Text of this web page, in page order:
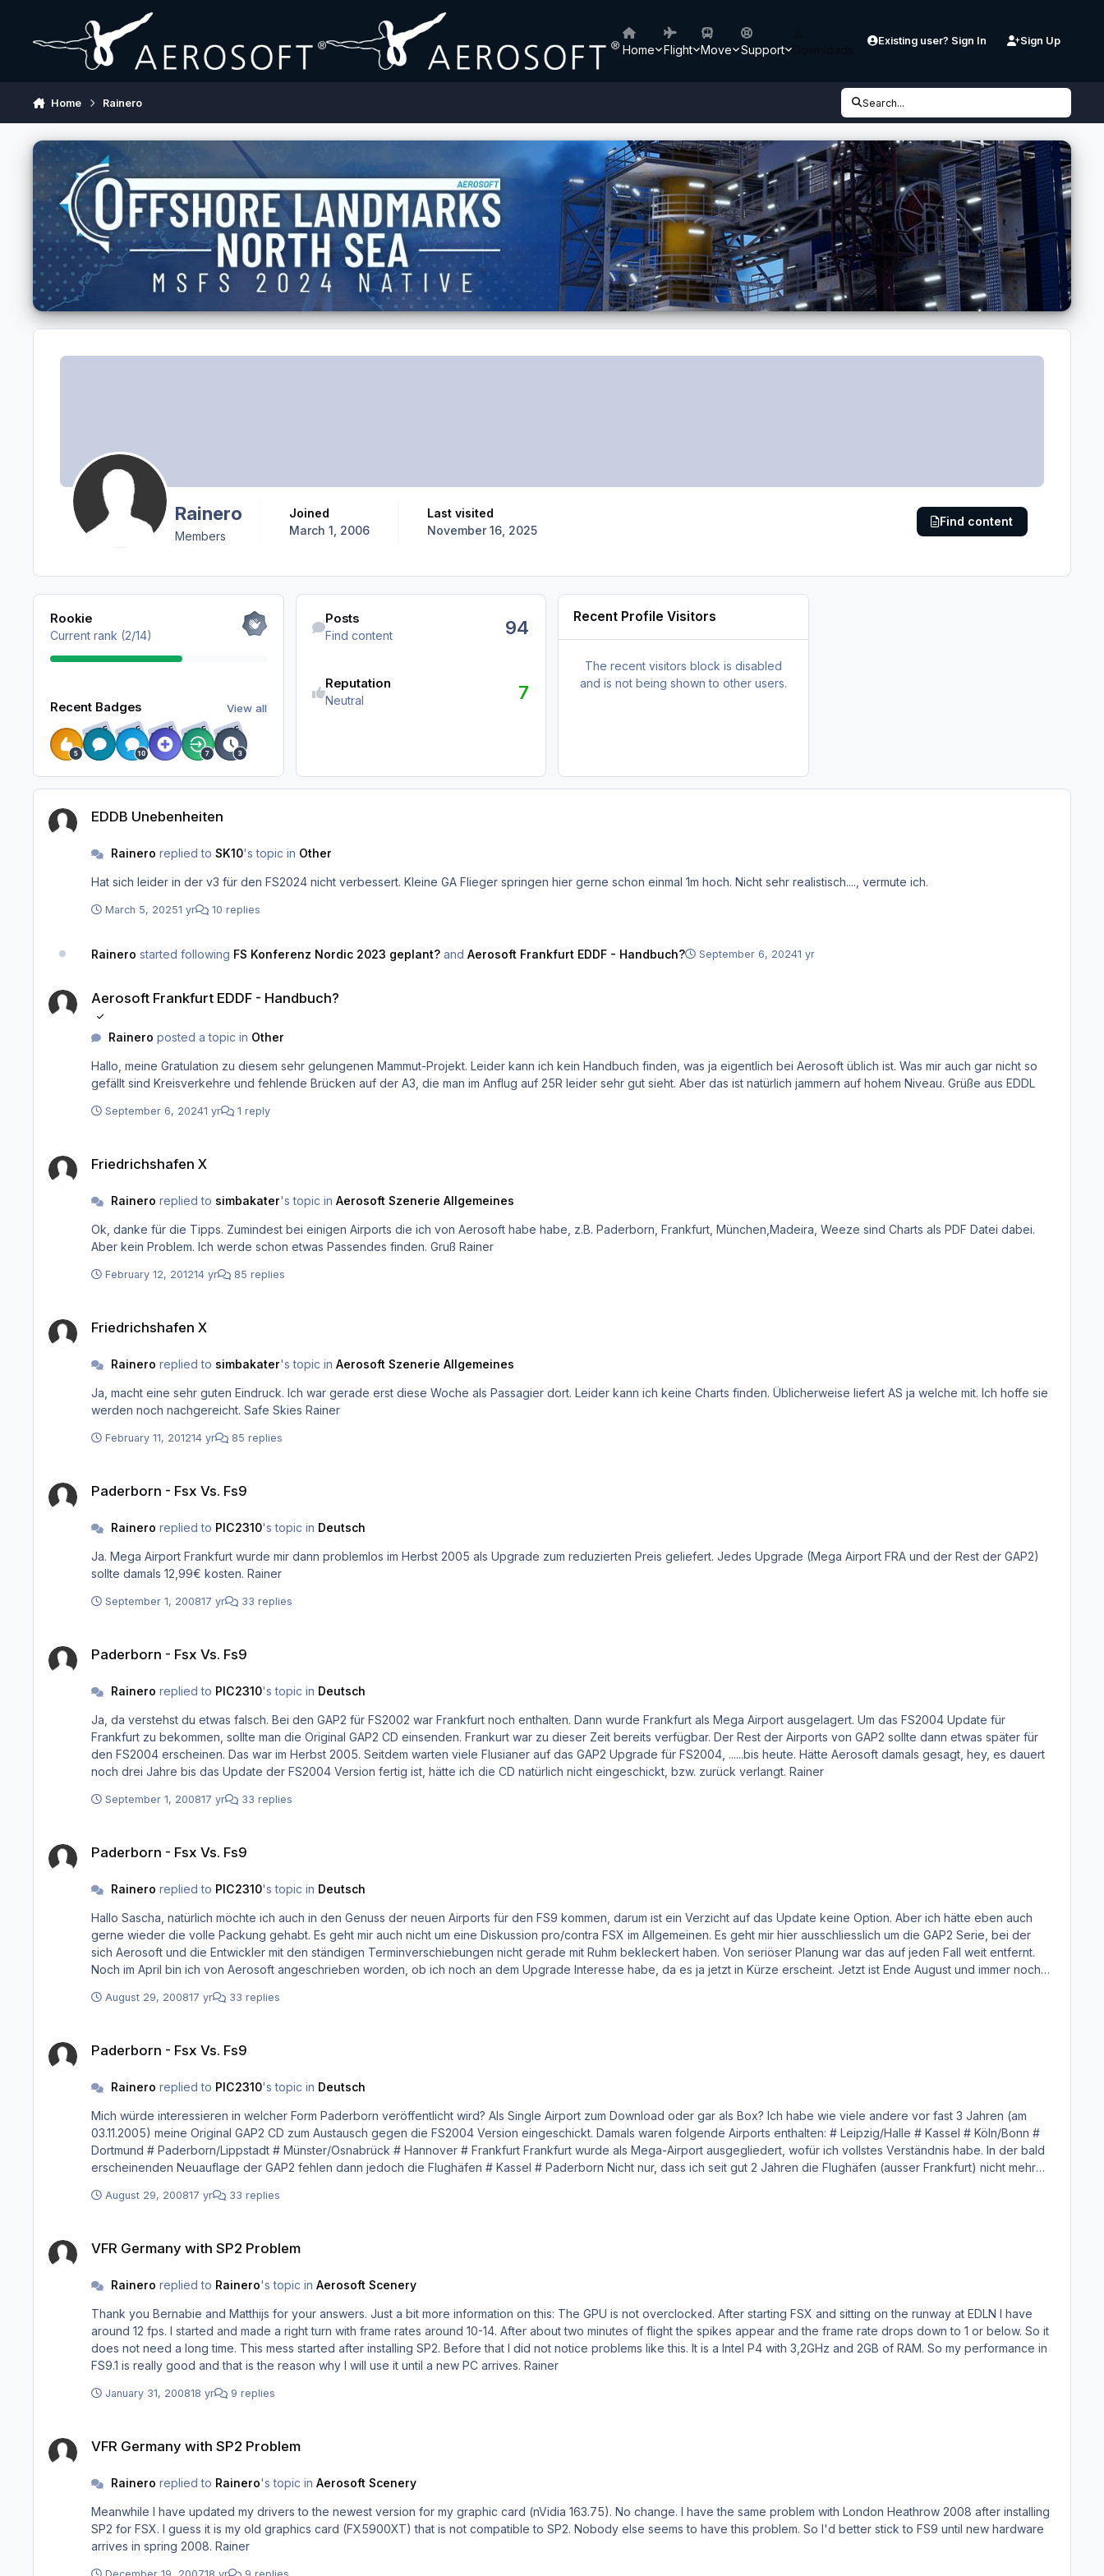
Home Flight Move Support
Existing user? Sign In Sign Up
Home Rainero Search...
Rainero
Members
Joined
March 1, 2006
Last visited
November 16, 2025
Find content
View all
Rookie
Current rank (2/14)
Recent Badges View all
RARE RARE RARE RARE RARE
Find content
Posts
Find content 94
Reputation
Neutral 7
Recent Profile Visitors
The recent visitors block is disabled
and is not being shown to other users.
EDDB Unebenheiten
EDDB Unebenheiten
Rainero replied to SK10's topic in Other
Hat sich leider in der v3 für den FS2024 nicht verbessert. Kleine GA Flieger springen hier gerne schon einmal 1m hoch. Nicht sehr realistisch...., vermute ich.
March 5, 20251 yr 10 replies
Rainero started following FS Konferenz Nordic 2023 geplant? and Aerosoft Frankfurt EDDF - Handbuch? September 6, 20241 yr
Aerosoft Frankfurt EDDF - Handbuch?
Rainero posted a topic in Other
Hallo, meine Gratulation zu diesem sehr gelungenen Mammut-Projekt. Leider kann ich kein Handbuch finden, was ja eigentlich bei Aerosoft üblich ist. Was mir auch gar nicht so
gefällt sind Kreisverkehre und fehlende Brücken auf der A3, die man im Anflug auf 25R leider sehr gut sieht. Aber das ist natürlich jammern auf hohem Niveau. Grüße aus EDDL
September 6, 20241 yr 1 reply
Friedrichshafen X
Rainero replied to simbakater's topic in Aerosoft Szenerie Allgemeines
Ok, danke für die Tipps. Zumindest bei einigen Airports die ich von Aerosoft habe habe, z.B. Paderborn, Frankfurt, München,Madeira, Weeze sind Charts als PDF Datei dabei.
Aber kein Problem. Ich werde schon etwas Passendes finden. Gruß Rainer
February 12, 201214 yr 85 replies
Friedrichshafen X
Rainero replied to simbakater's topic in Aerosoft Szenerie Allgemeines
Ja, macht eine sehr guten Eindruck. Ich war gerade erst diese Woche als Passagier dort. Leider kann ich keine Charts finden. Üblicherweise liefert AS ja welche mit. Ich hoffe sie
werden noch nachgereicht. Safe Skies Rainer
February 11, 201214 yr 85 replies
Paderborn - Fsx Vs. Fs9
Rainero replied to PIC2310's topic in Deutsch
Ja. Mega Airport Frankfurt wurde mir dann problemlos im Herbst 2005 als Upgrade zum reduzierten Preis geliefert. Jedes Upgrade (Mega Airport FRA und der Rest der GAP2)
sollte damals 12,99€ kosten. Rainer
September 1, 200817 yr 33 replies
Paderborn - Fsx Vs. Fs9
Rainero replied to PIC2310's topic in Deutsch
Ja, da verstehst du etwas falsch. Bei den GAP2 für FS2002 war Frankfurt noch enthalten. Dann wurde Frankfurt als Mega Airport ausgelagert. Um das FS2004 Update für
Frankfurt zu bekommen, sollte man die Original GAP2 CD einsenden. Frankurt war zu dieser Zeit bereits verfügbar. Der Rest der Airports von GAP2 sollte dann etwas später für
den FS2004 erscheinen. Das war im Herbst 2005. Seitdem warten viele Flusianer auf das GAP2 Upgrade für FS2004, ......bis heute. Hätte Aerosoft damals gesagt, hey, es dauert
noch drei Jahre bis das Update der FS2004 Version fertig ist, hätte ich die CD natürlich nicht eingeschickt, bzw. zurück verlangt. Rainer
September 1, 200817 yr 33 replies
Paderborn - Fsx Vs. Fs9
Rainero replied to PIC2310's topic in Deutsch
Hallo Sascha, natürlich möchte ich auch in den Genuss der neuen Airports für den FS9 kommen, darum ist ein Verzicht auf das Update keine Option. Aber ich hätte eben auch
gerne wieder die volle Packung gehabt. Es geht mir auch nicht um eine Diskussion pro/contra FSX im Allgemeinen. Es geht mir hier ausschliesslich um die GAP2 Serie, bei der
sich Aerosoft und die Entwickler mit den ständigen Terminverschiebungen nicht gerade mit Ruhm bekleckert haben. Von seriöser Planung war das auf jeden Fall weit entfernt.
Noch im April bin ich von Aerosoft angeschrieben worden, ob ich noch an dem Upgrade Interesse habe, da es ja jetzt in Kürze erscheint. Jetzt ist Ende August und immer noch
August 29, 200817 yr 33 replies
Paderborn - Fsx Vs. Fs9
Rainero replied to PIC2310's topic in Deutsch
Mich würde interessieren in welcher Form Paderborn veröffentlicht wird? Als Single Airport zum Download oder gar als Box? Ich habe wie viele andere vor fast 3 Jahren (am
03.11.2005) meine Original GAP2 CD zum Austausch gegen die FS2004 Version eingeschickt. Damals waren folgende Airports enthalten: # Leipzig/Halle # Kassel # Köln/Bonn #
Dortmund # Paderborn/Lippstadt # Münster/Osnabrück # Hannover # Frankfurt Frankfurt wurde als Mega-Airport ausgegliedert, wofür ich vollstes Verständnis habe. In der bald
erscheinenden Neuauflage der GAP2 fehlen dann jedoch die Flughäfen # Kassel # Paderborn Nicht nur, dass ich seit gut 2 Jahren die Flughäfen (ausser Frankfurt) nicht mehr
Leider war es ja auch nicht so, dass Ende 2005 gesagt wurde, "Sorry, die FS9 Versionen erscheinen erst in 3 Jahren", sondern man wurde ständig mit neuen, angeblichen
August 29, 200817 yr 33 replies
VFR Germany with SP2 Problem
Rainero replied to Rainero's topic in Aerosoft Scenery
Thank you Bernabie and Matthijs for your answers. Just a bit more information on this: The GPU is not overclocked. After starting FSX and sitting on the runway at EDLN I have
around 12 fps. I started and made a right turn with frame rates around 10-14. After about two minutes of flight the spikes appear and the frame rate drops down to 1 or below. So it
does not need a long time. This mess started after installing SP2. Before that I did not notice problems like this. It is a Intel P4 with 3,2GHz and 2GB of RAM. So my performance in
FS9.1 is really good and that is the reason why I will use it until a new PC arrives. Rainer
January 31, 200818 yr 9 replies
VFR Germany with SP2 Problem
Rainero replied to Rainero's topic in Aerosoft Scenery
Meanwhile I have updated my drivers to the newest version for my graphic card (nVidia 163.75). No change. I have the same problem with London Heathrow 2008 after installing
SP2 for FSX. I guess it is my old graphics card (FX5900XT) that is not compatible to SP2. Nobody else seems to have this problem. So I'd better stick to FS9 until new hardware
arrives in spring 2008. Rainer